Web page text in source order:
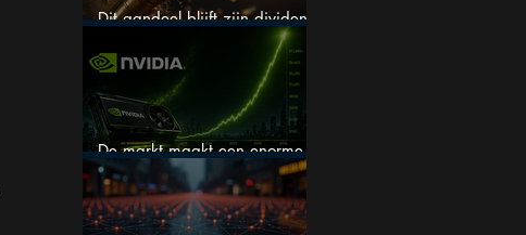
Dit aandeel blijft zijn dividend
verhogen, wat er ook gebeurt
De markt maakt een enorme
fout bij Nvidia